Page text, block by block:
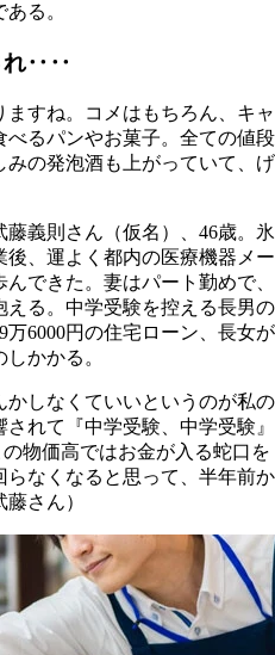
る。
れ‥‥
ますね。コメはもちろん、キャ
るパンやお菓子。全ての値段
の発泡酒も上がっていて、げ
義則さん（仮名）、46歳。氷
、運よく都内の医療機器メー
できた。妻はパート勤めで、
る。中学受験を控える長男の
6000円の住宅ローン、長女が
かかる。
かしなくていいというのが私の
れて『中学受験、中学受験』
物価高ではお金が入る蛇口を
らなくなると思って、半年前か
さん）